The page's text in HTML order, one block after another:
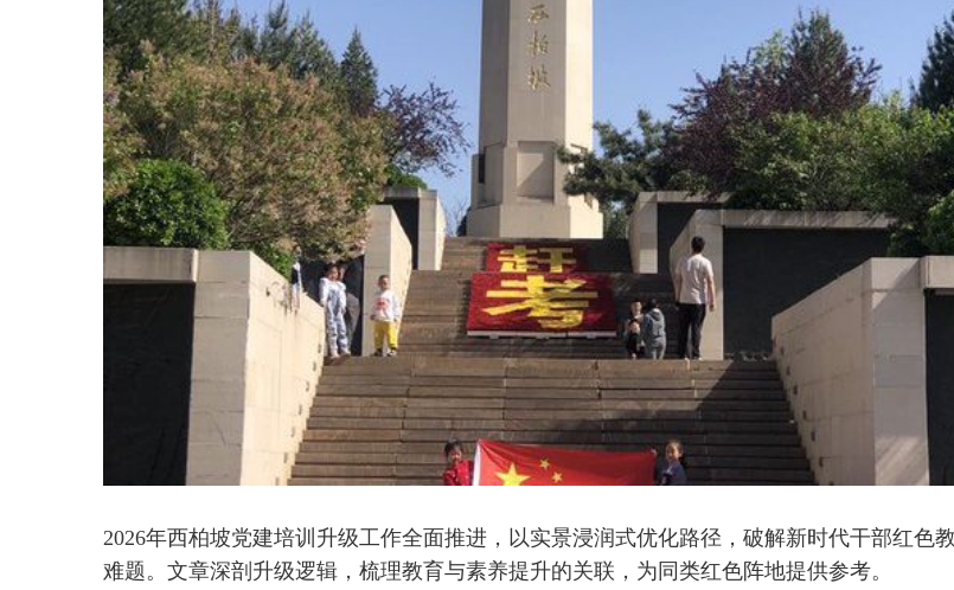
2026年西柏坡党建培训升级工作全面推进，以实景浸润式优化路径，破解新时代干部红色
难题。文章深剖升级逻辑，梳理教育与素养提升的关联，为同类红色阵地提供参考。